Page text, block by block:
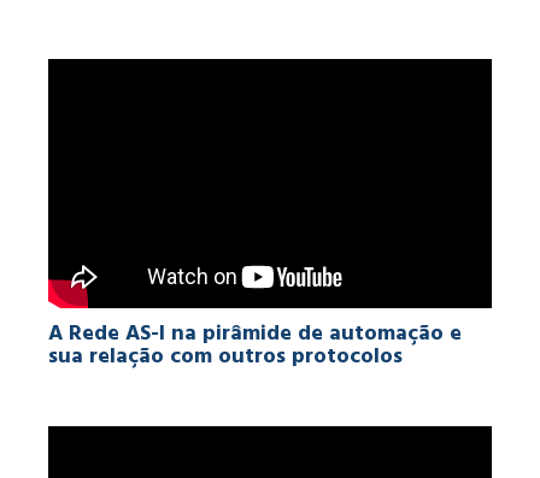
A Rede AS-I na pirâmide de automação e
sua relação com outros protocolos